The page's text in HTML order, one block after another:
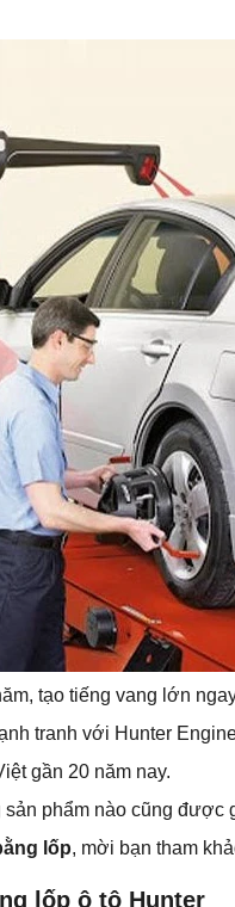
tạo tiếng vang lớn
tranh với Hunter
gần 20 năm nay.
phẩm nào cũng được
lốp, mời bạn tham
lốp ô tô Hunter